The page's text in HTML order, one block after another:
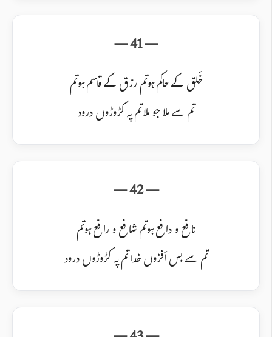
خَلق کے حاکم ہو تم رزق کے قاسم ہو تم
تم سے ملا جو ملا تم پہ کڑوڑوں درود
نافع و دافع ہو تم شافع و رافع ہو تم
تم سے بس اَفزوں خدا تم پہ کڑوڑوں درود